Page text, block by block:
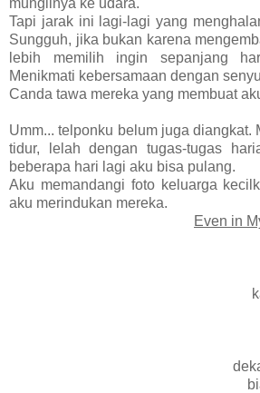
Tapi jarak ini lagi-lagi yang
Sungguh, jika bukan karena
lebih memilih ingin sepanjang
Menikmati kebersamaan dengan
Canda tawa mereka yang membuat
Umm... telponku belum juga diangkat.
tidur, lelah dengan tugas-tugas
beberapa hari lagi aku bisa pulang.
Aku memandangi foto keluarga
aku merindukan mereka.
Even in